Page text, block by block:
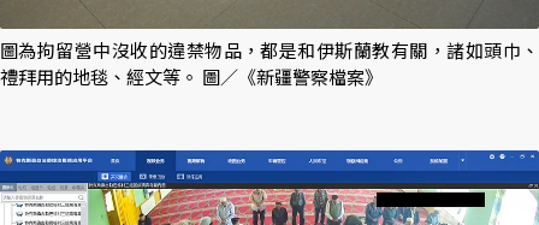
圖為拘留營中沒收的違禁物品，都是和伊斯蘭教有關，諸如頭巾、
禮拜用的地毯、經文等。 圖／《新疆警察檔案》